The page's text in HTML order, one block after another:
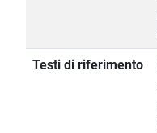
Testi di riferimento